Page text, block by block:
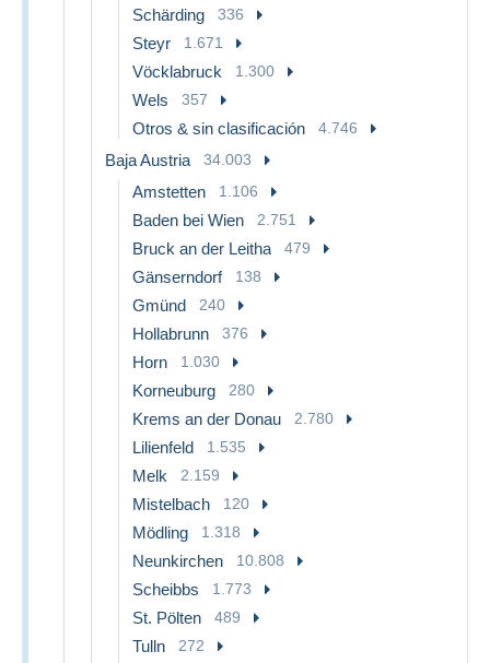
Schärding 336
Steyr 1.671
Vöcklabruck 1.300
Wels 357
Otros & sin clasificación 4.746
Baja Austria 34.003
Amstetten 1.106
Baden bei Wien 2.751
Bruck an der Leitha 479
Gänserndorf 138
Gmünd 240
Hollabrunn 376
Horn 1.030
Korneuburg 280
Krems an der Donau 2.780
Lilienfeld 1.535
Melk 2.159
Mistelbach 120
Mödling 1.318
Neunkirchen 10.808
Scheibbs 1.773
St. Pölten 489
Tulln 272